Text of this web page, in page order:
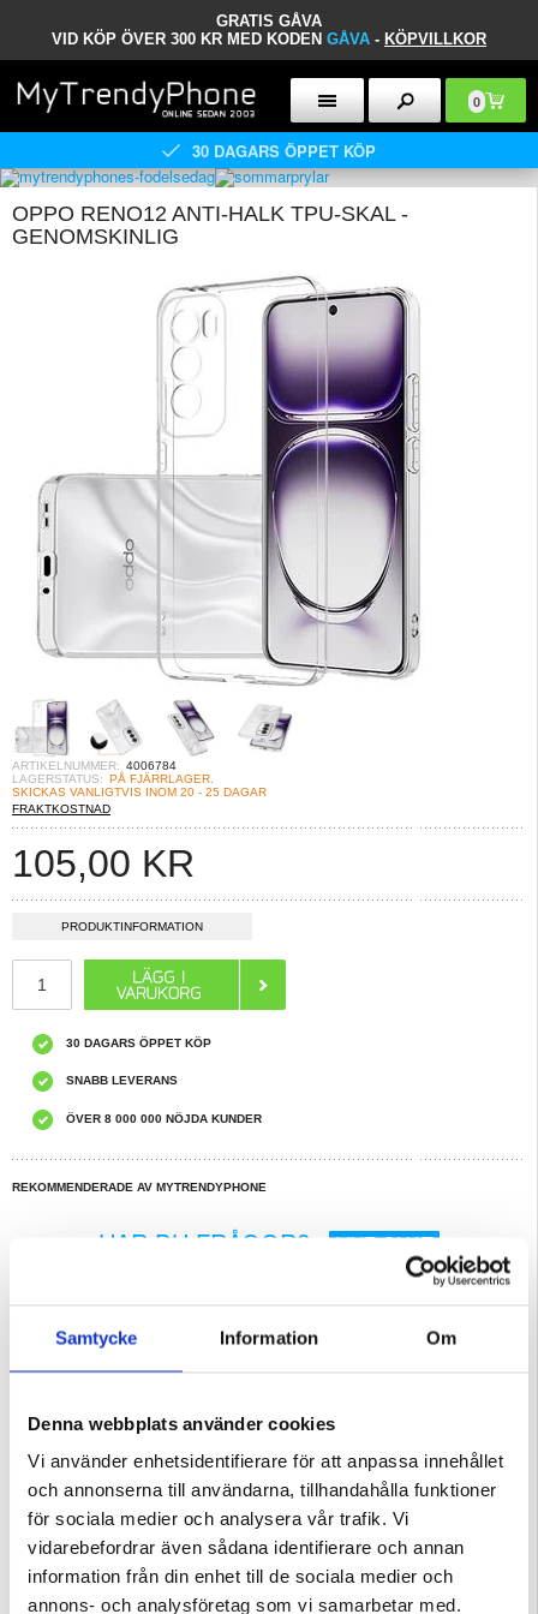
Samtycke Information Om
Denna webbplats använder cookies
Vi använder enhetsidentifierare för att anpassa innehållet
och annonserna till användarna, tillhandahålla funktioner
för sociala medier och analysera vår trafik. Vi
vidarebefordrar även sådana identifierare och annan
information från din enhet till de sociala medier och
annons- och analysföretag som vi samarbetar med.
GRATIS GÅVA
VID KÖP ÖVER 300 KR MED KODEN GÅVA - KÖPVILLKOR
0
30 DAGARS ÖPPET KÖP
OPPO RENO12 ANTI-HALK TPU-SKAL -
GENOMSKINLIG
ARTIKELNUMMER: 4006784
LAGERSTATUS: PÅ FJÄRRLAGER.
SKICKAS VANLIGTVIS INOM 20 - 25 DAGAR
FRAKTKOSTNAD
105,00 KR
PRODUKTINFORMATION
30 DAGARS ÖPPET KÖP
SNABB LEVERANS
ÖVER 8 000 000 NÖJDA KUNDER
REKOMMENDERADE AV MYTRENDYPHONE
HAR DU FRÅGOR? LIVE CHAT
TPU-material, som är flexibelt och svårt att deformeras.
Egenskaper:
- Kvalitativt halkfritt skal till Oppo Reno12
- Detta skal ger fantastiskt skydd mot oönskade skador
- Anti-fingeravtryck slät yta - håller din Oppo Reno12 ren hela tiden
- Perfekta utskärningar för alla portar så att alla knappar är tillgängliga
- Detta skal för Oppo Reno12 är tillverkart av långvarigt termoplastisk
polyuretan (TPU)
Kompatibilitet: Oppo Reno12
Bulk